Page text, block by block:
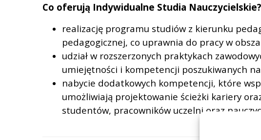
Co oferują Indywidualne Studia Nauczycielskie?
realizację programu studiów z kierunku
pedagogicznej, co uprawnia do pracy w
udział w rozszerzonych praktykach
umiejętności i kompetencji poszukiwanych
nabycie dodatkowych kompetencji, które
umożliwiają projektowanie ścieżki kariery
studentów, pracowników uczelni oraz